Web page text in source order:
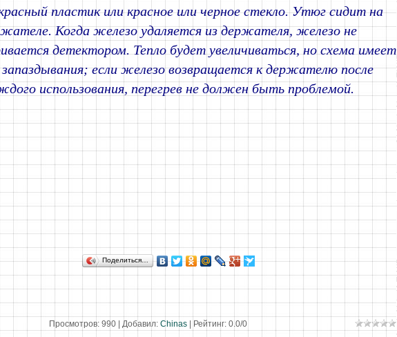
пластик или красное или черное стекло. Утюг сидит на
Когда железо удаляется из держателя, железо не
детектором. Тепло будет увеличиваться, но схема имеет
если железо возвращается к держателю после
использования, перегрев не должен быть проблемой.
Поделиться…
Просмотров: 990| Добавил: Chinas Рейтинг: 0.0/0